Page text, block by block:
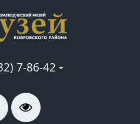
7-86-42